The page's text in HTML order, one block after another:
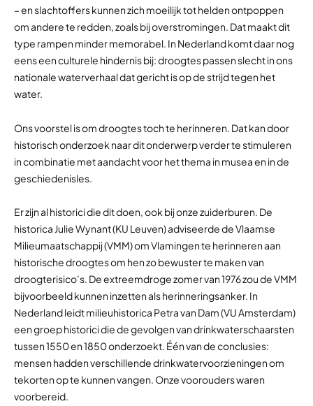
– en slachtoffers kunnen zich moeilijk tot helden ontpoppen
om andere te redden, zoals bij overstromingen. Dat maakt dit
type rampen minder memorabel. In Nederland komt daar nog
eens een culturele hindernis bij: droogtes passen slecht in ons
nationale waterverhaal dat gericht is op de strijd tegen het
water.
Ons voorstel is om droogtes toch te herinneren. Dat kan door
historisch onderzoek naar dit onderwerp verder te stimuleren
in combinatie met aandacht voor het thema in musea en in de
geschiedenisles.
Er zijn al historici die dit doen, ook bij onze zuiderburen. De
historica Julie Wynant (KU Leuven) adviseerde de Vlaamse
Milieumaatschappij (VMM) om Vlamingen te herinneren aan
historische droogtes om hen zo bewuster te maken van
droogterisico’s. De extreemdroge zomer van 1976 zou de VMM
bijvoorbeeld kunnen inzetten als herinneringsanker. In
Nederland leidt milieuhistorica Petra van Dam (VU Amsterdam)
een groep historici die de gevolgen van drinkwaterschaarsten
tussen 1550 en 1850 onderzoekt. Één van de conclusies:
mensen hadden verschillende drinkwatervoorzieningen om
tekorten op te kunnen vangen. Onze voorouders waren
voorbereid.